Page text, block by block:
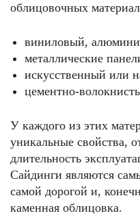
облицовочных
виниловый,
металлические
искусственный или
цементно-
У каждого из этих
уникальные свойства,
длительность
Сайдинги являются
самой дорогой и,
каменная облицовка.